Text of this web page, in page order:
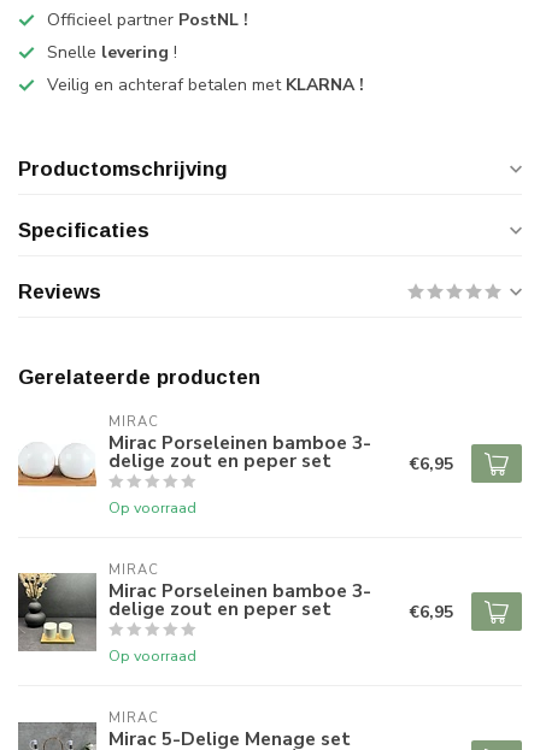
Officieel partner PostNL !
Snelle levering !
Veilig en achteraf betalen met KLARNA !
Productomschrijving
Specificaties
Reviews
Gerelateerde producten
MIRAC
Mirac Porseleinen bamboe 3-
delige zout en peper set
Op voorraad
€6,95
MIRAC
Mirac Porseleinen bamboe 3-
delige zout en peper set
Op voorraad
€6,95
MIRAC
Mirac 5-Delige Menage set